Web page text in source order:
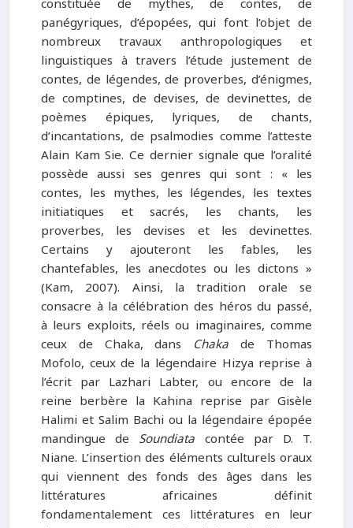
panégyriques, d’épopées, qui font l’objet de
nombreux travaux anthropologiques et
linguistiques à travers l’étude justement de
contes, de légendes, de proverbes, d’énigmes,
de comptines, de devises, de devinettes, de
poèmes épiques, lyriques, de chants,
d’incantations, de psalmodies comme l’atteste
Alain Kam Sie. Ce dernier signale que l’oralité
possède aussi ses genres qui sont : « les
contes, les mythes, les légendes, les textes
initiatiques et sacrés, les chants, les
proverbes, les devises et les devinettes.
Certains y ajouteront les fables, les
chantefables, les anecdotes ou les dictons »
(Kam, 2007). Ainsi, la tradition orale se
consacre à la célébration des héros du passé,
à leurs exploits, réels ou imaginaires, comme
ceux de Chaka, dans Chaka de Thomas
Mofolo, ceux de la légendaire Hizya reprise à
l’écrit par Lazhari Labter, ou encore de la
reine berbère la Kahina reprise par Gisèle
Halimi et Salim Bachi ou la légendaire épopée
mandingue de Soundiata contée par D. T.
Niane. L’insertion des éléments culturels oraux
qui viennent des fonds des âges dans les
littératures africaines définit
fondamentalement ces littératures en leur